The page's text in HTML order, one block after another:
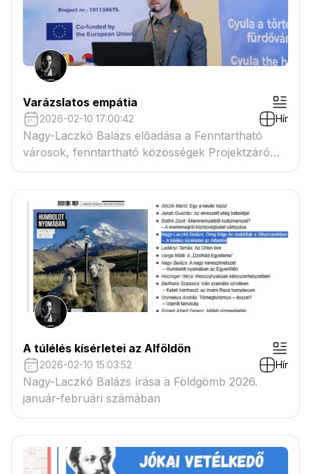
Varázslatos empátia
2026-02-10 17:00:42 Hír
Nagy-Laczkó Balázs előadása a Fenntartható
városok, fenntartható közösségek Projektzáró
konferencián
A túlélés kísérletei az Alföldön
2026-02-10 15:03:52 Hír
Nagy-Laczkó Balázs írása a Földgömb 2026.
január-februári számában